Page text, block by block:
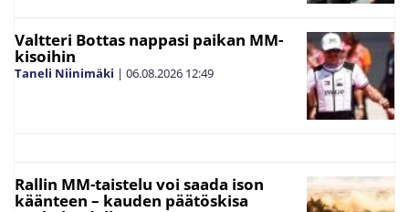
Valtteri Bottas nappasi paikan MM-
kisoihin
Taneli Niinimäki | 06.08.2026 12:49
Rallin MM-taistelu voi saada ison
käänteen – kauden päätöskisa